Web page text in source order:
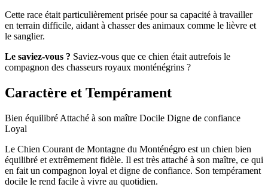
Cette race était particulièrement prisée pour sa capacité à travailler
en terrain difficile, aidant à chasser des animaux comme le lièvre et
le sanglier.
Le saviez-vous ? Saviez-vous que ce chien était autrefois le
compagnon des chasseurs royaux monténégrins ?
Caractère et Tempérament
Bien équilibré Attaché à son maître Docile Digne de confiance
Loyal
Le Chien Courant de Montagne du Monténégro est un chien bien
équilibré et extrêmement fidèle. Il est très attaché à son maître, ce qui
en fait un compagnon loyal et digne de confiance. Son tempérament
docile le rend facile à vivre au quotidien.